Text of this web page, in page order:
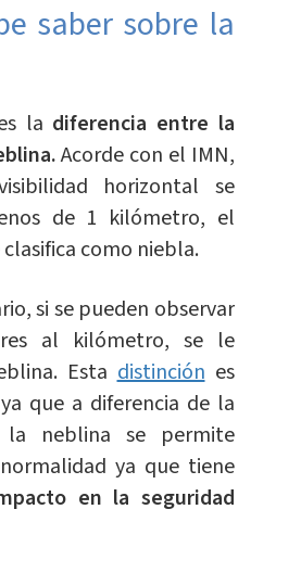
saber sobre la
la diferencia entre la
Acorde con el IMN,
horizontal se
de 1 kilómetro, el
como niebla.
si se pueden observar
al kilómetro, se le
Estadistinción es
que a diferencia de la
la neblina se permite
ya que tiene
en la seguridad